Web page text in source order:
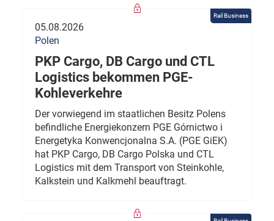
Rail Business
05.08.2026
Polen
PKP Cargo, DB Cargo und CTL
Logistics bekommen PGE-
Kohleverkehre
Der vorwiegend im staatlichen Besitz Polens
befindliche Energiekonzern PGE Górnictwo i
Energetyka Konwencjonalna S.A. (PGE GiEK)
hat PKP Cargo, DB Cargo Polska und CTL
Logistics mit dem Transport von Steinkohle,
Kalkstein und Kalkmehl beauftragt.